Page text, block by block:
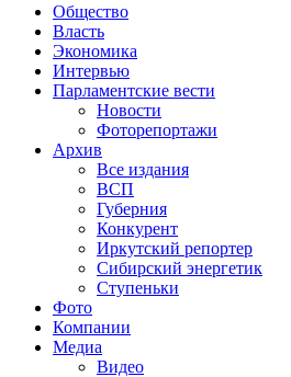
Общество
Власть
Экономика
Интервью
Парламентские вести
Новости
Фоторепортажи
Архив
Все издания
ВСП
Губерния
Конкурент
Иркутский репортер
Сибирский энергетик
Ступеньки
Фото
Компании
Медиа
Видео